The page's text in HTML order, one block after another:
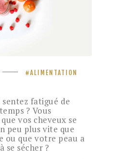
ALIMENTATION
sentez fatigué de
? Vous
vos cheveux se
peu plus vite que
ou que votre peau a
se sécher ?